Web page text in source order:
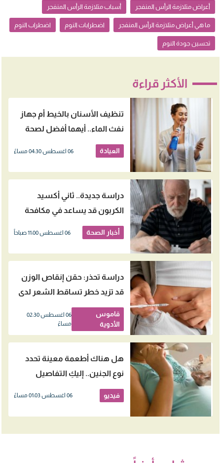
أعراض متلازمة الرأس المنفجر أسباب متلازمة الرأس المنفجر
ما هي أعراض متلازمة الرأس المنفجر اضطرابات النوم اضطراب النوم
تحسين جودة النوم
الأكثر قراءة
تنظيف الأسنان بالخيط أم جهاز
نفث الماء.. أيهما أفضل لصحة
اللثة؟
العيادة 06 اغسطس 04:30 مساءً
دراسة جديدة.. ثاني أكسيد
الكربون قد يساعد في مكافحة
الزهايمر
أخبار الصحة 06 اغسطس 11:00 صباحاً
دراسة تحذر: حقن إنقاص الوزن
قد تزيد خطر تساقط الشعر لدى
النساء
قاموس
الأدوية
06 اغسطس 02:30
مساءً
هل هناك أطعمة معينة تحدد
نوع الجنين.. إليكِ التفاصيل
فيديو 06 اغسطس 01:03 مساءً